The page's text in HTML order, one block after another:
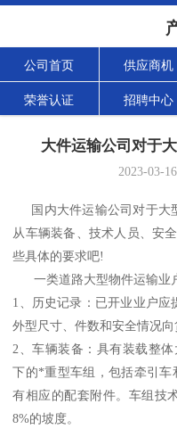
公司首页 供应商机
荣誉认证 招聘中心
大件运输公司对于
2023-03-16
国内大件运输公司对于大
从车辆装备、技术人员、安
些具体的要求吧!
一类道路大型物件运输业
1、历史记录：已开业业户应
外型尺寸、件数和安全情况向
2、车辆装备：具有装载整
下的*重型车组，包括牵引
有相应的配套附件。车组技
8%的坡度。